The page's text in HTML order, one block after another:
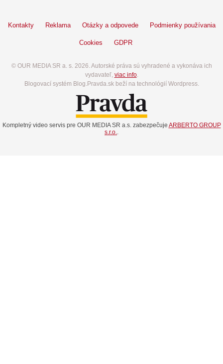
Kontakty Reklama Otázky a odpovede Podmienky používania
Cookies GDPR
© OUR MEDIA SR a. s. 2026. Autorské práva sú vyhradené a vykonáva ich
vydavateľ, viac info.
Blogovací systém Blog.Pravda.sk beží na technológií Wordpress.
Kompletný video servis pre OUR MEDIA SR a.s. zabezpečuje ARBERTO GROUP
s.r.o..